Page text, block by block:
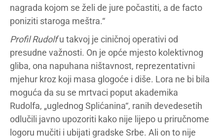
nagrada kojom se želi de jure počastiti, a de facto
poniziti staroga meštra.“
Profil Rudolfu takvoj je ciničnoj operativi od
presudne važnosti. On je opće mjesto kolektivnog
gliba, ona napuhana ništavnost, reprezentativni
mjehur kroz koji masa glogoće i diše. Lora ne bi bila
moguća da su se mrtvaci poput akademika
Rudolfa, „uglednog Splićanina“, ranih devedesetih
odlučili javno upozoriti kako nije lijepo u priručnome
logoru mučiti i ubijati gradske Srbe. Ali on to nije